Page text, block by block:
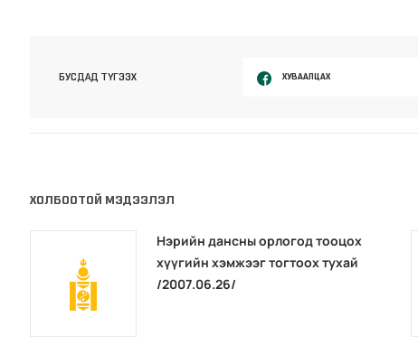
БУСДАД ТҮГЭЭХ ХУВААЛЦАХ
ХОЛБООТОЙ МЭДЭЭЛЭЛ
Нэрийн дансны орлогод тооцох
хүүгийн хэмжээг тогтоох тухай
/2007.06.26/